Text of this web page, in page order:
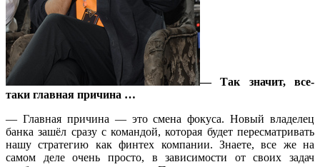
— Так значит, все-
таки главная причина …
— Главная причина — это смена фокуса. Новый владелец
банка зашёл сразу с командой, которая будет пересматривать
нашу стратегию как финтех компании. Знаете, все же на
самом деле очень просто, в зависимости от своих задач